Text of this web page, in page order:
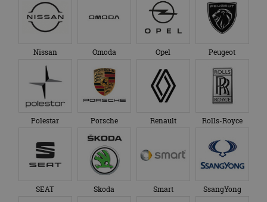
Nissan Omoda Opel Peugeot
Polestar Porsche Renault Rolls-Royce
SEAT Skoda Smart SsangYong